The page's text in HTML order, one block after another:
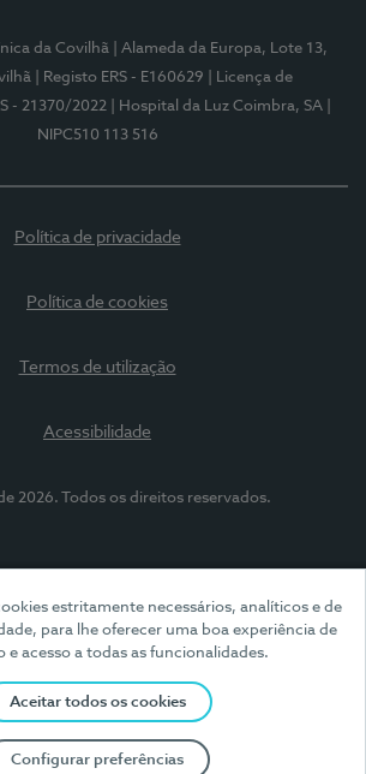
estritamente necessários, analíticos e de
para lhe oferecer uma boa experiência de
e acesso a todas as funcionalidades.
Aceitar todos os cookies
Configurar preferências
da Covilhã
| Alameda da Europa, Lote 13,
| Registo ERS - E160629
| Licença de
- 21370/2022
| Hospital da Luz Coimbra, SA
NIPC510 113 516
Política de privacidade
Política de cookies
Termos de utilização
Acessibilidade
2026. Todos os direitos reservados.